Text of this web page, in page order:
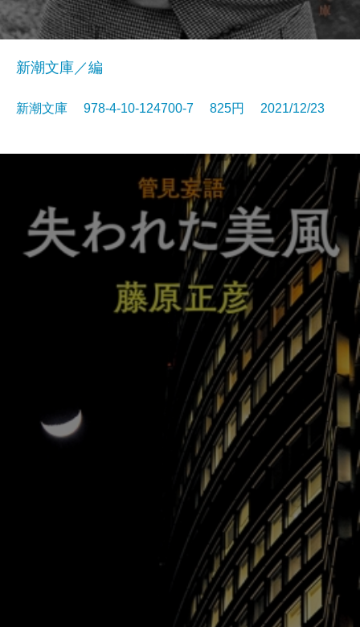
新潮文庫／編
新潮文庫 978-4-10-124700-7 825円 2021/12/23